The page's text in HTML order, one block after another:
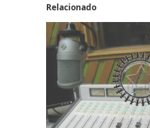
Relacionado